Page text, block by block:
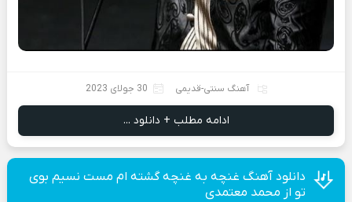
آهنگ سنتی-قدیمی 30 جولای 2023
ادامه مطلب + دانلود ...
دانلود آهنگ غنچه به غنچه گشته ام مست نسیم بوی
تو از محمد معتمدی